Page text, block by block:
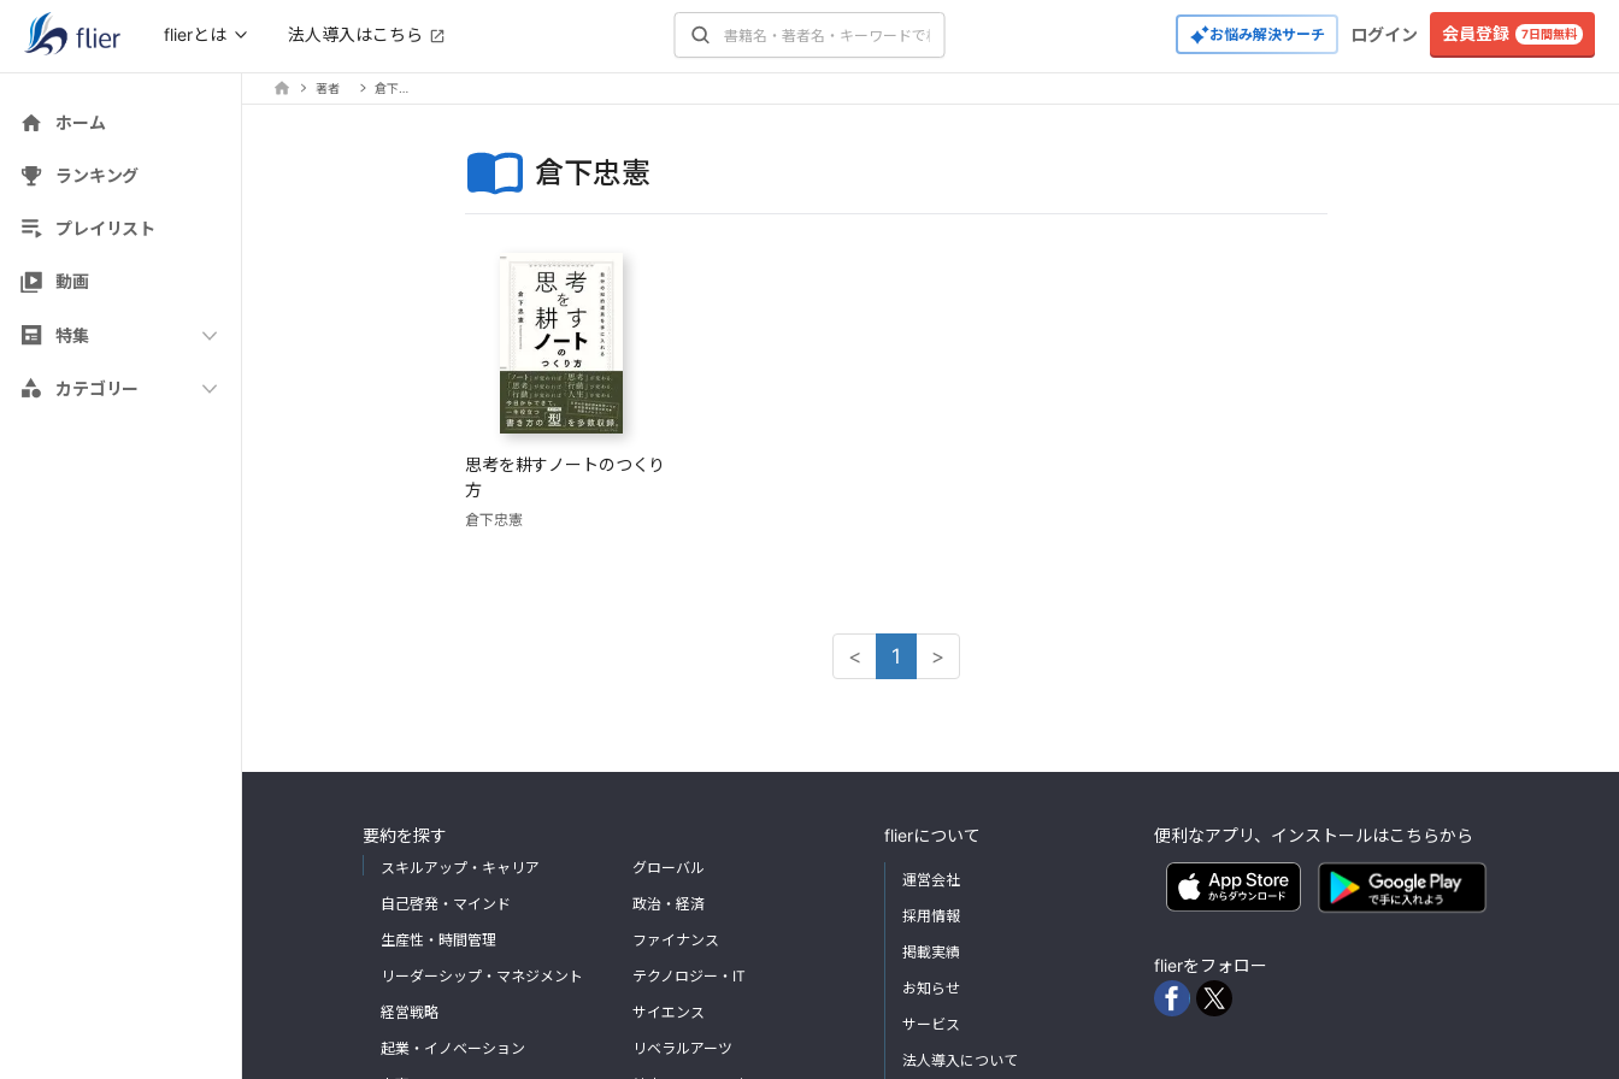
flierとは 法人導入はこちら お悩み解決サーチ ログイン 会員登録 7日間無料
ホーム
ランキング
プレイリスト
動画
特集
カテゴリー
著者
倉下忠憲
思考を耕すノートのつくり
方
倉下忠憲
< 1 >
要約を探す
スキルアップ・キャリア
自己啓発・マインド
生産性・時間管理
リーダーシップ・マネジメント
経営戦略
起業・イノベーション
グローバル
政治・経済
ファイナンス
テクノロジー・IT
サイエンス
リベラルアーツ
flierについて
運営会社
採用情報
掲載実績
お知らせ
サービス
法人導入について
便利なアプリ、インストールはこちらから
flierをフォロー